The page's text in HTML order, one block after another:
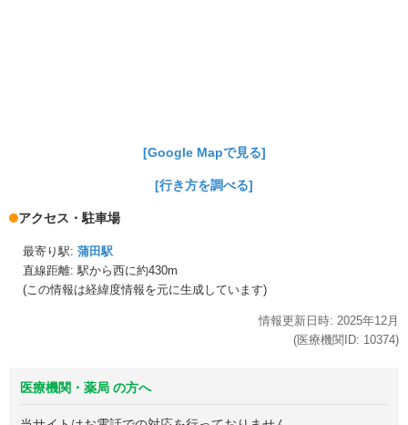
[Google Mapで見る]
[行き方を調べる]
アクセス・駐車場
最寄り駅: 蒲田駅
直線距離: 駅から西に約430m
(この情報は経緯度情報を元に生成しています)
情報更新日時: 2025年12月
(医療機関ID: 10374)
医療機関・薬局 の方へ